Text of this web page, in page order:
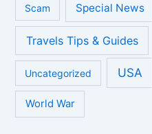
Scam Special News
Travels Tips & Guides
Uncategorized USA
World War